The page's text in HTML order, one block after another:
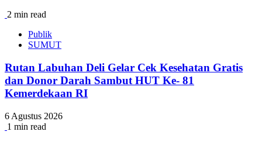
2 min read
Publik
SUMUT
Rutan Labuhan Deli Gelar Cek Kesehatan Gratis
dan Donor Darah Sambut HUT Ke- 81
Kemerdekaan RI
6 Agustus 2026
1 min read